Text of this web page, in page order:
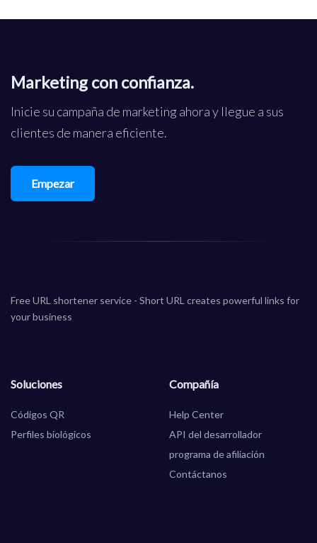
Marketing con confianza.
Inicie su campaña de marketing ahora y llegue a sus
clientes de manera eficiente.
Empezar
Free URL shortener service - Short URL creates powerful links for
your business
Soluciones
Códigos QR
Perfiles biológicos
Compañía
Help Center
API del desarrollador
programa de afiliación
Contáctanos